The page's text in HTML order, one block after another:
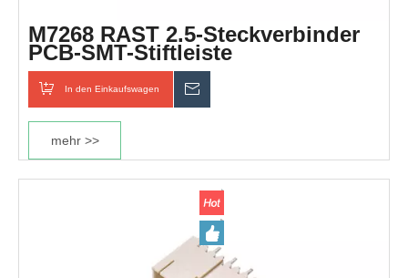
M7268 RAST 2.5-Steckverbinder
PCB-SMT-Stiftleiste
In den Einkaufswagen
mehr >>